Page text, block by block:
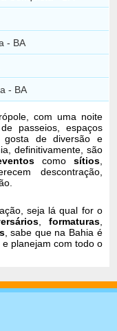
- BA
- BA
com uma noite
passeios, espaços
de diversão e
definitivamente, são
como sítios,
descontração,
seja lá qual for o
formaturas,
, sabe que na Bahia é
planejam com todo o